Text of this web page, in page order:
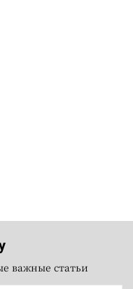
важные статьи